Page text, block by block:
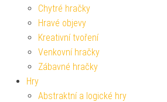
Chytré hračky
Hravé objevy
Kreativní tvoření
Venkovní hračky
Zábavné hračky
Hry
Abstraktní a logické hry